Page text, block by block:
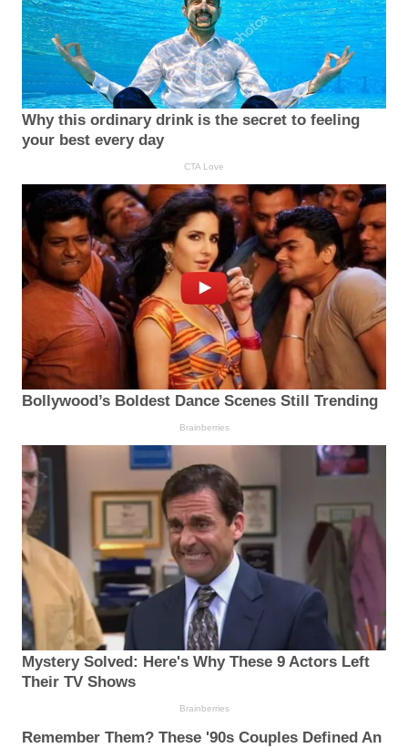
Why this ordinary drink is the secret to feeling
your best every day
CTA Love
Bollywood’s Boldest Dance Scenes Still Trending
Brainberries
Mystery Solved: Here's Why These 9 Actors Left
Their TV Shows
Brainberries
Remember Them? These '90s Couples Defined An